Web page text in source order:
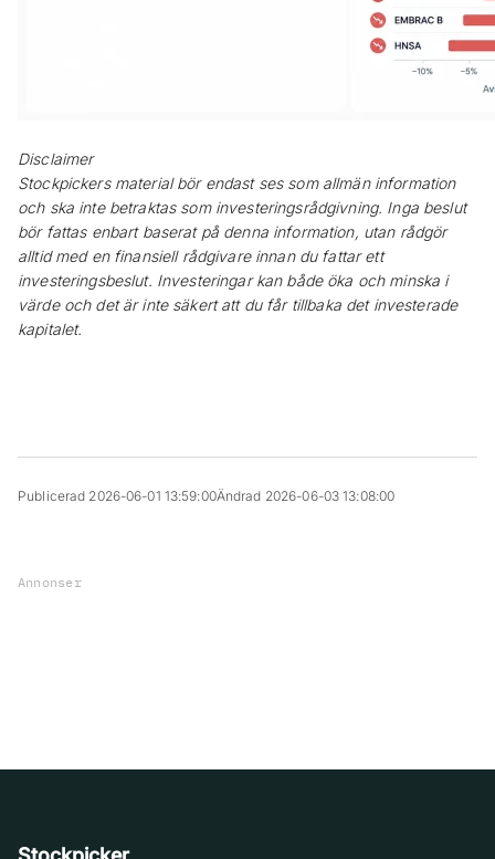
Disclaimer
Stockpickers material bör endast ses som allmän information
och ska inte betraktas som investeringsrådgivning. Inga beslut
bör fattas enbart baserat på denna information, utan rådgör
alltid med en finansiell rådgivare innan du fattar ett
investeringsbeslut. Investeringar kan både öka och minska i
värde och det är inte säkert att du får tillbaka det investerade
kapitalet.
Publicerad 2026-06-01 13:59:00Ändrad 2026-06-03 13:08:00
Annonser